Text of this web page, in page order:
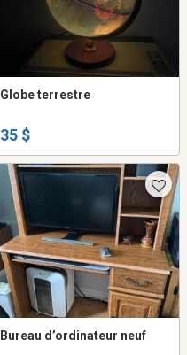
Globe terrestre
35 $
Bureau d’ordinateur neuf